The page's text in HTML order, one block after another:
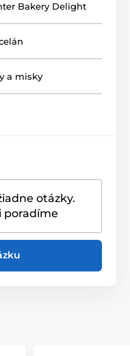
kusoch v
Pri objednávke
v
Bakery Delight
a misky
otázky.
poradíme